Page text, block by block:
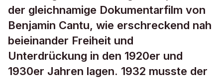
der gleichnamige Dokumentarfilm von
Benjamin Cantu, wie erschreckend nah
beieinander Freiheit und
Unterdrückung in den 1920er und
1930er Jahren lagen. 1932 musste der